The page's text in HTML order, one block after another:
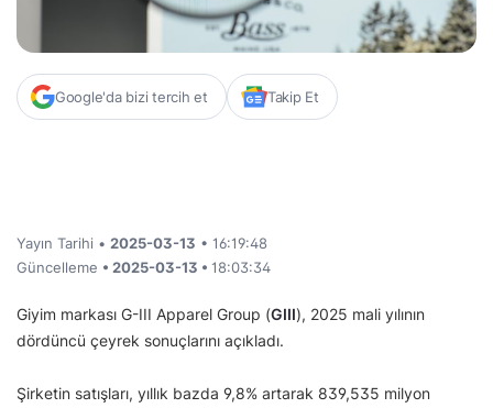
Google'da bizi tercih et Takip Et
Yayın Tarihi • 2025-03-13 • 16:19:48
Güncelleme • 2025-03-13 • 18:03:34
Giyim markası G-III Apparel Group (GIII), 2025 mali yılının
dördüncü çeyrek sonuçlarını açıkladı.
Şirketin satışları, yıllık bazda 9,8% artarak 839,535 milyon